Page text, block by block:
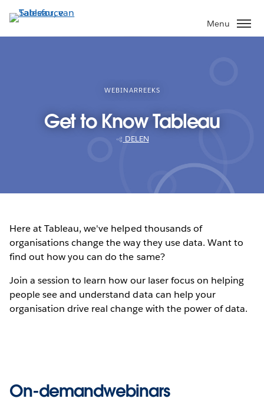
Verder
naar
hoofdinhoud
Menu
WEBINARREEKS
Get to Know Tableau
DELEN
Here at Tableau, we've helped thousands of
organisations change the way they use data. Want to
find out how you can do the same?
Join a session to learn how our laser focus on helping
people see and understand data can help your
organisation drive real change with the power of data.
On-demandwebinars